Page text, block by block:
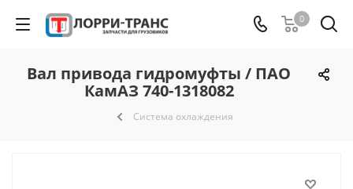
0
Вал привода гидромуфты / ПАО
КамАЗ 740-1318082
Система охлаждения